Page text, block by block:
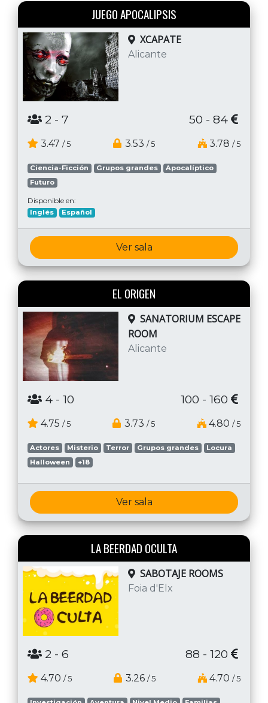
JUEGO APOCALIPSIS
XCAPATE
Alicante
2 - 7 50 - 84
3.47 / 5 3.53 / 5 3.78 / 5
Ciencia-Ficción Grupos grandes
Apocalíptico
Futuro
Disponible en:
Inglés Español
Ver sala
EL ORIGEN
SANATORIUM ESCAPE
ROOM
Alicante
4 - 10 100 - 160
4.75 / 5 3.73 / 5 4.80 / 5
Actores Misterio Terror Grupos grandes
Locura
Halloween
+18
Ver sala
LA BEERDAD OCULTA
SABOTAJE ROOMS
Foia d'Elx
2 - 6 88 - 120
4.70 / 5 3.26 / 5 4.70 / 5